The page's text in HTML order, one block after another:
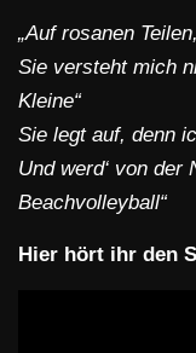
„Auf rosanen
Sie versteht mich
Kleine“
Sie legt auf, denn
Und werd‘ von der
Beachvolleyball“
Hier hört ihr den